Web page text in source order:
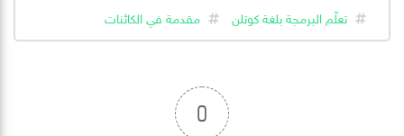
تعلّم البرمجة بلغة كوتلن
مقدمة في الكائنات
0